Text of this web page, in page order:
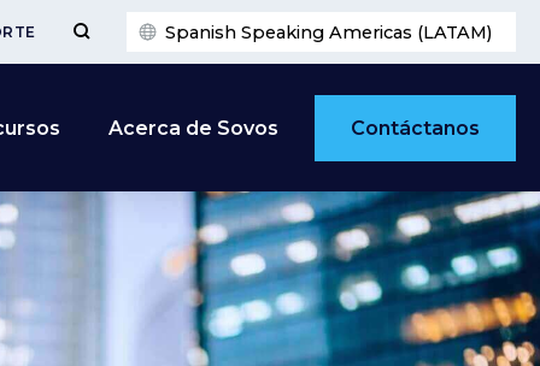
Spanish Speaking Americas (LATAM)
Acerca de Sovos Contáctanos